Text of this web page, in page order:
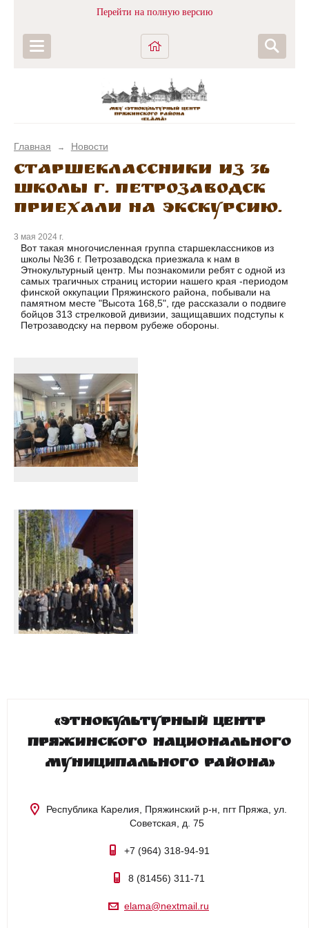
Перейти на полную версию
Главная → Новости
Старшеклассники из 36
школы г. Петрозаводск
приехали на экскурсию.
3 мая 2024 г.
Вот такая многочисленная группа старшеклассников из
школы №36 г. Петрозаводска приезжала к нам в
Этнокультурный центр. Мы познакомили ребят с одной из
самых трагичных страниц истории нашего края -периодом
финской оккупации Пряжинского района, побывали на
памятном месте "Высота 168,5", где рассказали о подвиге
бойцов 313 стрелковой дивизии, защищавших подступы к
Петрозаводску на первом рубеже обороны.
«Этнокультурный центр
Пряжинского национального
муниципального района»
Республика Карелия, Пряжинский р-н, пгт Пряжа, ул.
Советская, д. 75
+7 (964) 318-94-91
8 (81456) 311-71
elama@nextmail.ru